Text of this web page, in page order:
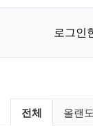
로그인
교회 상세
전체 올랜도